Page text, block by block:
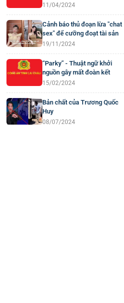
11/04/2024
Cảnh báo thủ đoạn lừa "chat
sex" để cưỡng đoạt tài sản
19/11/2024
“Parky” - Thuật ngữ khởi
nguồn gây mất đoàn kết
15/02/2024
Bản chất của Trương Quốc
Huy
08/07/2024